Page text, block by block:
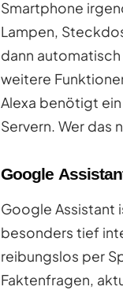
Smartphone
Lampen,
dann
weitere
Alexa benötigt
Servern. Wer das
Google
Google Assistant
besonders tief
reibungslos per
Faktenfragen,